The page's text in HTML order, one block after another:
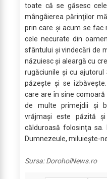
toate că se găsesc
mângâierea părinţilor
prin care şi acum se fac
cele necurate din
sfântului şi vindecări de
năzuiesc şi aleargă cu
rugăciunile şi cu
păzeşte şi se
care are în sine
de multe primejdii şi
vrăjmaşi este păzită
călduroasă folosinţa sa.
Dumnezeule, miluieşte-
Sursa:DorohoiNews.ro